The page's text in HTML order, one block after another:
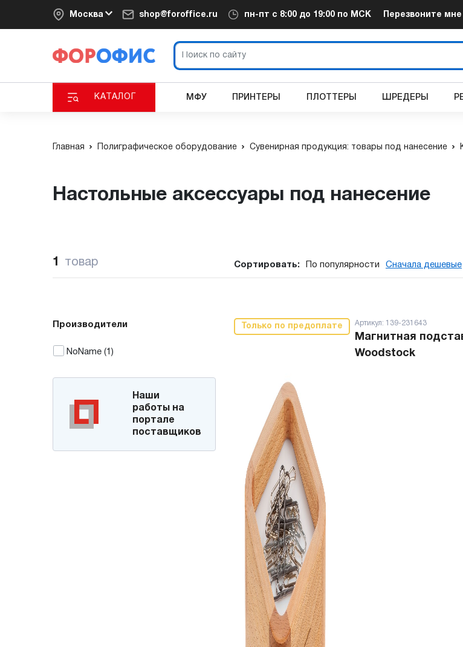
Москва shop@foroffice.ru пн-пт с 8:00 до 19:00 по МСК Перезвоните мне
КАТАЛОГ МФУ ПРИНТЕРЫ ПЛОТТЕРЫ ШРЕДЕРЫ
Главная Полиграфическое оборудование Сувенирная продукция: товары под нанесение
Настольные аксессуары под нанесение
1 товар Сортировать: По популярности Сначала дешевые
Производители
NoName (1)
Наши
работы на
портале
поставщиков
Только по предоплате Артикул: 139-231643
Магнитная
Woodstock